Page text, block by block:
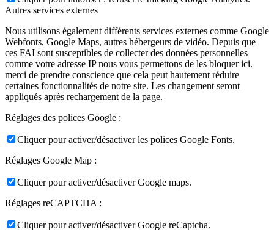
Autres services externes
Nous utilisons également différents services externes comme Google
Webfonts, Google Maps, autres hébergeurs de vidéo. Depuis que
ces FAI sont susceptibles de collecter des données personnelles
comme votre adresse IP nous vous permettons de les bloquer ici.
merci de prendre conscience que cela peut hautement réduire
certaines fonctionnalités de notre site. Les changement seront
appliqués après rechargement de la page.
Réglages des polices Google :
Cliquer pour activer/désactiver les polices Google Fonts.
Réglages Google Map :
Cliquer pour activer/désactiver Google maps.
Réglages reCAPTCHA :
Cliquer pour activer/désactiver Google reCaptcha.